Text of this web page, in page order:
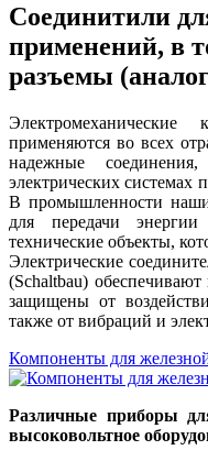
Соединитили
применений, в
разъемы
применяются во всех
надежные
электрических системах
В промышленности
для передачи
технические объекты,
Электрические
(Schaltbau)
защищены от
также от вибраций и
Компоненты для
Различные приборы
высоковольтное